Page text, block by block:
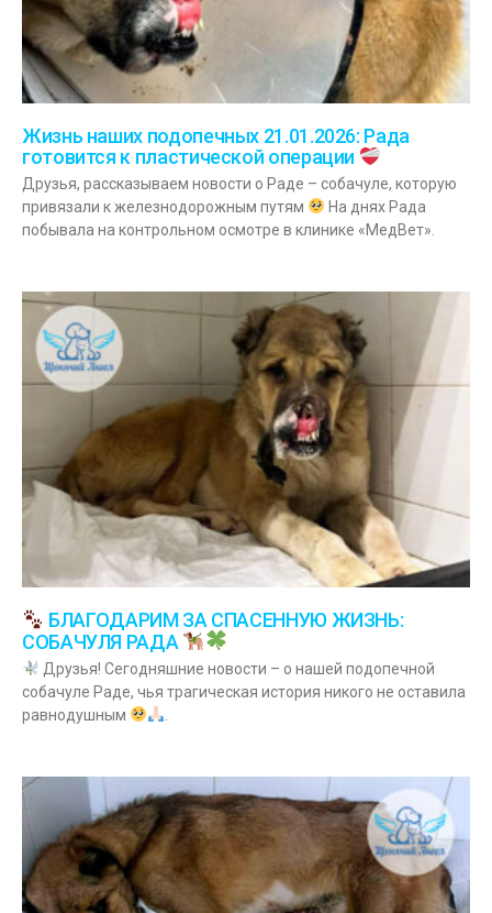
Жизнь наших подопечных 21.01.2026: Рада
готовится к пластической операции
Друзья, рассказываем новости о Раде – собачуле, которую
привязали к железнодорожным путям
На днях Рада
побывала на контрольном осмотре в клинике «МедВет».
БЛАГОДАРИМ ЗА СПАСЕННУЮ ЖИЗНЬ:
СОБАЧУЛЯ РАДА
Друзья! Сегодняшние новости – о нашей подопечной
собачуле Раде, чья трагическая история никого не оставила
равнодушным